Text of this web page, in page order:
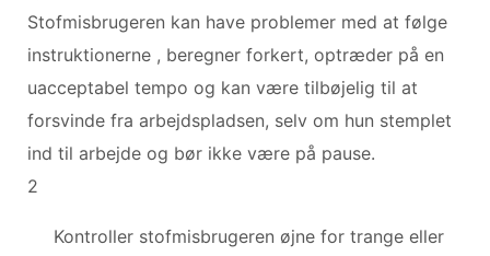
Stofmisbrugeren kan have problemer med at følge
instruktionerne , beregner forkert, optræder på en
uacceptabel tempo og kan være tilbøjelig til at
forsvinde fra arbejdspladsen, selv om hun stemplet
ind til arbejde og bør ikke være på pause.
2
Kontroller stofmisbrugeren øjne for trange eller